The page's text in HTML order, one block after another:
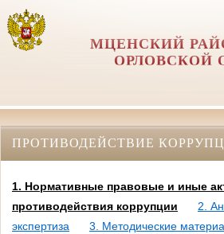
МЦЕНСКИЙ
ОРЛОВCКОЙ
ПРОТИВОДЕЙСТВИЕ
1. Нормативные правовые и иные
противодействия коррупции
2.
экспертиза
3. Методические